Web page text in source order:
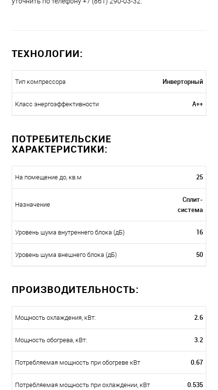
ТЕХНОЛОГИИ:
Тип компрессора Инверторный
Класс энергоэффективности A++
ПОТРЕБИТЕЛЬСКИЕ
ХАРАКТЕРИСТИКИ:
На помещение до, кв.м 25
Назначение
Сплит-
система
Уровень шума внутреннего блока (дБ) 16
Уровень шума внешнего блока (дБ) 50
ПРОИЗВОДИТЕЛЬНОСТЬ:
Мощность охлаждения, кВт: 2.6
Мощность обогрева, кВт: 3.2
Потребляемая мощность при обогреве кВт 0.67
Потребляемая мощность при охлаждении, кВт 0.535